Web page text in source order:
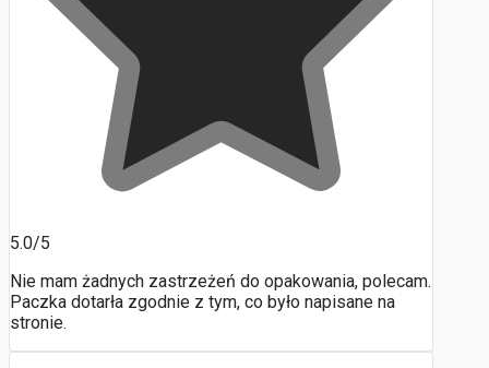
5.0/5
Nie mam żadnych zastrzeżeń do opakowania, polecam.
Paczka dotarła zgodnie z tym, co było napisane na
stronie.